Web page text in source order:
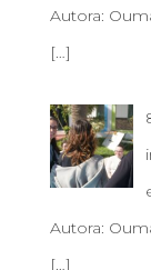
Autora:
[…]
Autora:
[…]